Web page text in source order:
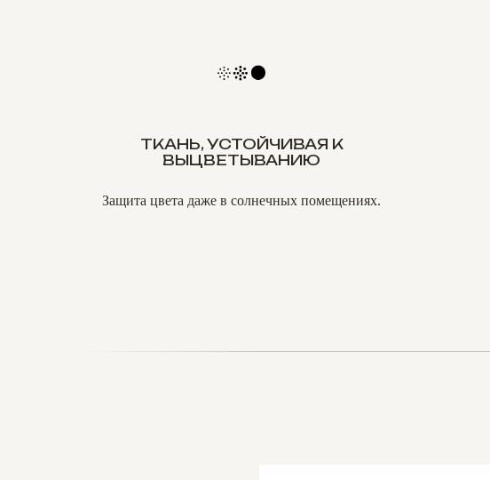
ТКАНЬ, УСТОЙЧИВАЯ К
ВЫЦВЕТЫВАНИЮ
Защита цвета даже в солнечных помещениях.